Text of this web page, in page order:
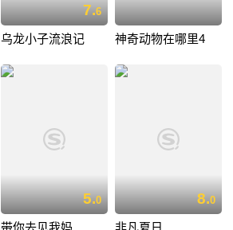
7.6
乌龙小子流浪记 神奇动物在哪里4
5.0
带你去见我妈
8.0
非凡夏日